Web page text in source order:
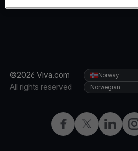
©2026 Viva.com
All rights reserved
Facebook
X LinkedIn
Norway
Norwegian